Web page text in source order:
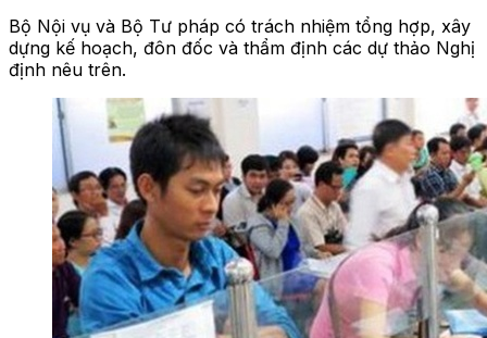
Bộ Nội vụ và Bộ Tư pháp có trách nhiệm tổng hợp, xây
dựng kế hoạch, đôn đốc và thẩm định các dự thảo Nghị
định nêu trên.